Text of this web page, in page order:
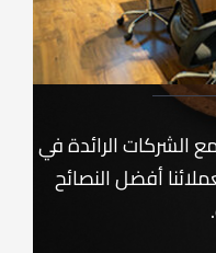
الرائدة في
أفضل النصائح